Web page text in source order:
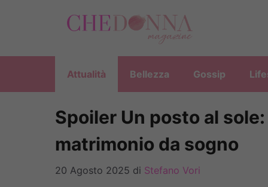
Attualità Bellezza Gossip
Spoiler Un posto al
matrimonio da sogno
20 Agosto 2025 di Stefano Vori